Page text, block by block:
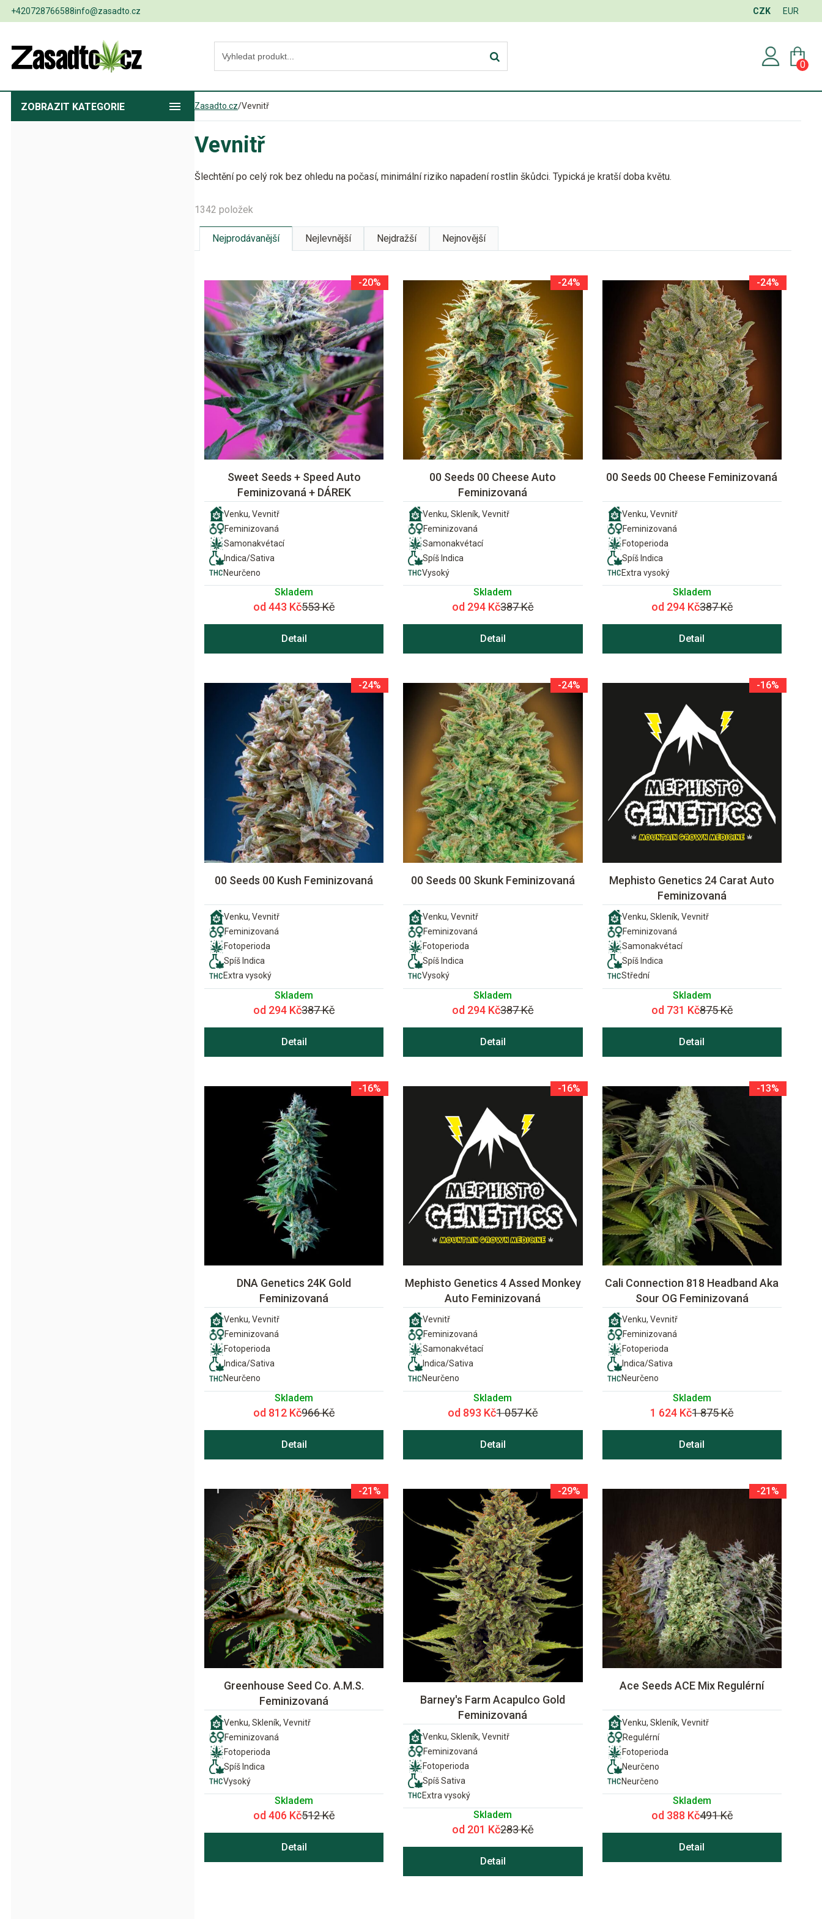
+420728766588info@zasadto.cz CZK EUR
0
ZOBRAZIT KATEGORIE Zasadto.cz/Vevnitř
Vevnitř
Šlechtění po celý rok bez ohledu na počasí, minimální riziko napadení rostlin škůdci. Typická je kratší doba květu.
1342 položek
Nejprodávanější Nejlevnější Nejdražší Nejnovější
-20%
Sweet Seeds + Speed Auto
Feminizovaná + DÁREK
Venku, Vevnitř
Feminizovaná
Samonakvétací
Indica/Sativa
Neurčeno
Skladem
od 443 Kč553 Kč
Detail
-24%
00 Seeds 00 Cheese Auto
Feminizovaná
Venku, Skleník, Vevnitř
Feminizovaná
Samonakvétací
Spíš Indica
Vysoký
Skladem
od 294 Kč387 Kč
Detail
-24%
00 Seeds 00 Cheese Feminizovaná
Venku, Vevnitř
Feminizovaná
Fotoperioda
Spíš Indica
Extra vysoký
Skladem
od 294 Kč387 Kč
Detail
-24%
00 Seeds 00 Kush Feminizovaná
Venku, Vevnitř
Feminizovaná
Fotoperioda
Spíš Indica
Extra vysoký
Skladem
od 294 Kč387 Kč
Detail
-24%
00 Seeds 00 Skunk Feminizovaná
Venku, Vevnitř
Feminizovaná
Fotoperioda
Spíš Indica
Vysoký
Skladem
od 294 Kč387 Kč
Detail
-16%
Mephisto Genetics 24 Carat Auto
Feminizovaná
Venku, Skleník, Vevnitř
Feminizovaná
Samonakvétací
Spíš Indica
Střední
Skladem
od 731 Kč875 Kč
Detail
-16%
DNA Genetics 24K Gold
Feminizovaná
Venku, Vevnitř
Feminizovaná
Fotoperioda
Indica/Sativa
Neurčeno
Skladem
od 812 Kč966 Kč
Detail
-16%
Mephisto Genetics 4 Assed Monkey
Auto Feminizovaná
Vevnitř
Feminizovaná
Samonakvétací
Indica/Sativa
Neurčeno
Skladem
od 893 Kč1 057 Kč
Detail
-13%
Cali Connection 818 Headband Aka
Sour OG Feminizovaná
Venku, Vevnitř
Feminizovaná
Fotoperioda
Indica/Sativa
Neurčeno
Skladem
1 624 Kč1 875 Kč
Detail
-21%
Greenhouse Seed Co. A.M.S.
Feminizovaná
Venku, Skleník, Vevnitř
Feminizovaná
Fotoperioda
Spíš Indica
Vysoký
Skladem
od 406 Kč512 Kč
Detail
-29%
Barney's Farm Acapulco Gold
Feminizovaná
Venku, Skleník, Vevnitř
Feminizovaná
Fotoperioda
Spíš Sativa
Extra vysoký
Skladem
od 201 Kč283 Kč
Detail
-21%
Ace Seeds ACE Mix Regulérní
Venku, Skleník, Vevnitř
Regulérní
Fotoperioda
Neurčeno
Neurčeno
Skladem
od 388 Kč491 Kč
Detail